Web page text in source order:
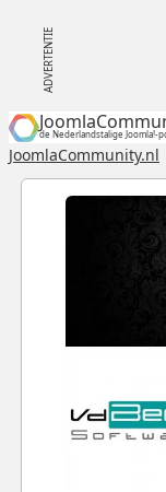
de Nederlandstalige Joomla!-
JoomlaCommunity.nl